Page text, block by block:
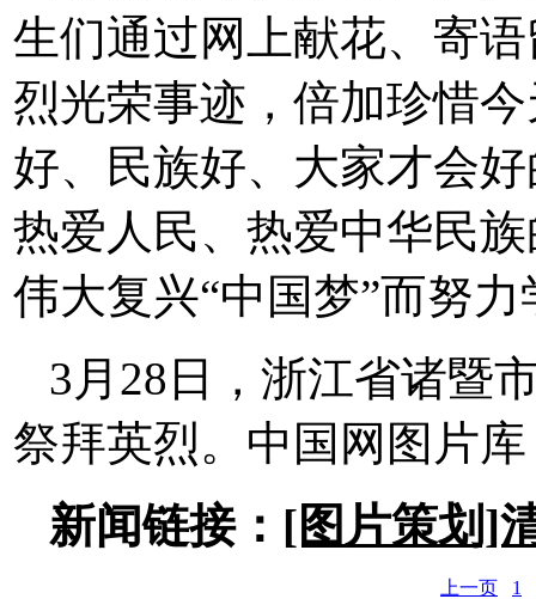
生们通过网上献花、寄
烈光荣事迹，倍加珍惜
好、民族好、大家才会
热爱人民、热爱中华民
伟大复兴“中国梦”而努
3月28日，浙江省诸暨
祭拜英烈。中国网图片
新闻链接： [图片策划]
上一页 1